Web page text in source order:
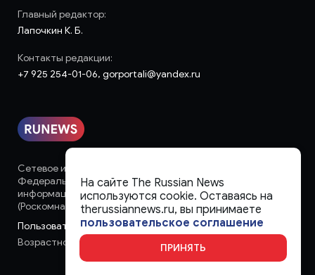
Сетевое издание «runews» (18+) зарегистрировано в
Федеральной службе по надзору в сфере связи,
информационных технологий и массовых коммуникаций
(Роскомнадзор)
Пользовательское соглашение
Возрастное ограничение:
Главный редактор:
Лапочкин К. Б.
Контакты редакции:
+7 925 254-01-06, gorportali@yandex.ru
На сайте The Russian News
используются cookie. Оставаясь на
therussiannews.ru, вы принимаете
пользовательское соглашение
ПРИНЯТЬ